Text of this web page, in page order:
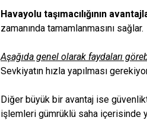
Havayolu taşımacılığının
zamanında tamamlanmasını sağlar.
Aşağıda genel olarak faydaları
Sevkiyatın hızla yapılması
Diğer büyük bir avantaj ise
işlemleri gümrüklü saha içerisinde